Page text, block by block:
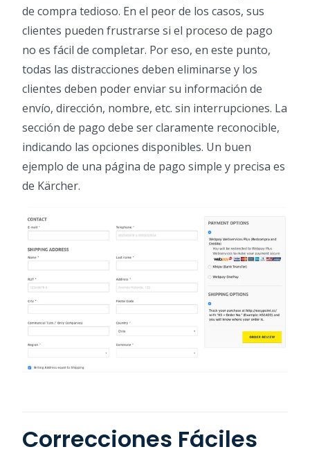
de compra tedioso. En el peor de los casos, sus
clientes pueden frustrarse si el proceso de pago
no es fácil de completar. Por eso, en este punto,
todas las distracciones deben eliminarse y los
clientes deben poder enviar su información de
envío, dirección, nombre, etc. sin interrupciones. La
sección de pago debe ser claramente reconocible,
indicando las opciones disponibles. Un buen
ejemplo de una página de pago simple y precisa es
de Kärcher.
Correcciones Fáciles